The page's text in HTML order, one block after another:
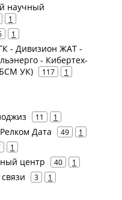
научный
1
1
- Дивизион ЖАТ -
- Кибертех-
УК)
117 1
11 1
Дата 49 1
1
центр 40 1
3 1